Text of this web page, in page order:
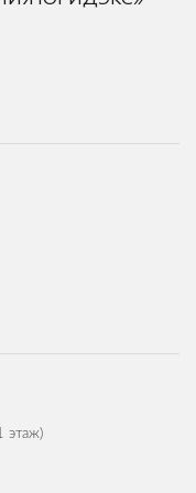
этаж)